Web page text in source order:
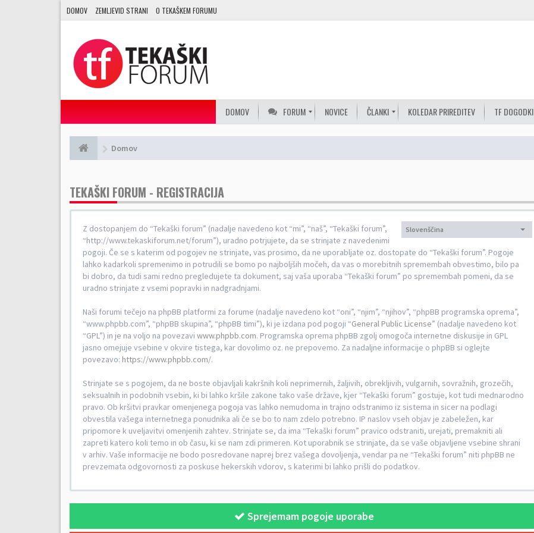
DOMOV ZEMLJEVID STRANI O TEKAŠKEM FORUMU
DOMOV FORUM NOVICE ČLANKI KOLEDAR PRIREDITEV TF DOGODKI
Domov
TEKAŠKI FORUM - REGISTRACIJA
Jezik:
Slovenščina
Z dostopanjem do “Tekaški forum” (nadalje navedeno kot “mi”, “naš”, “Tekaški forum”,
“http://www.tekaskiforum.net/forum”), uradno potrjujete, da se strinjate z navedenimi
pogoji. Če se s katerim od pogojev ne strinjate, vas prosimo, da ne uporabljate oz. dostopate do “Tekaški forum”. Pogoje
lahko kadarkoli spremenimo in potrudili se bomo po najboljših močeh, da vas o morebitnih spremembah obvestimo, bilo pa
bi dobro, da tudi sami redno pregledujete ta dokument, saj vaša uporaba “Tekaški forum” po spremembah pomeni, da se
uradno strinjate z vsemi popravki in nadgradnjami.
Naši forumi tečejo na phpBB platformi za forume (nadalje navedeno kot “oni”, “njim”, “njihov”, “phpBB programska oprema”,
“www.phpbb.com”, “phpBB skupina”, “phpBB timi”), ki je izdana pod pogoji “General Public License” (nadalje navedeno kot
“GPL”) in je na voljo na povezavi www.phpbb.com. Programska oprema phpBB zgolj omogoča internetne diskusije in GPL
jasno omejuje vsebine v okvire tistega, kar dovolimo oz. ne prepovemo. Za nadaljne informacije o phpBB si oglejte
povezavo: https://www.phpbb.com/.
Strinjate se s pogojem, da ne boste objavljali kakršnih koli neprimernih, žaljivih, obrekljivih, vulgarnih, sovražnih, grozečih,
seksualnih in podobnih vsebin, ki bi lahko kršile zakone tako vaše države, kjer “Tekaški forum” gostuje, kot tudi mednarodno
pravo. Ob kršitvi pravkar omenjenega pogoja vas lahko nemudoma in trajno odstranimo iz sistema in sicer na podlagi
obvestila vašega internetnega ponudnika ali če se bo to nam zdelo potrebno. IP naslov vseh objav je zabeležen, kar
pripomore k uveljavitvi omenjenih zahtev. Strinjate se, da ima “Tekaški forum” pravico odstraniti, urejati, premakniti ali
zapreti katero koli temo in ob času, ki se nam zdi primeren. Kot uporabnik se strinjate, da se vaše objavljene vsebine shrani
v arhiv. Vaše informacije ne bodo posredovane naprej brez vašega dovoljenja, vendar pa ne “Tekaški forum” niti phpBB ne
prevzemata odgovornosti za poskuse hekerskih vdorov, s katerimi bi lahko prišli do podatkov.
Sprejemam pogoje uporabe